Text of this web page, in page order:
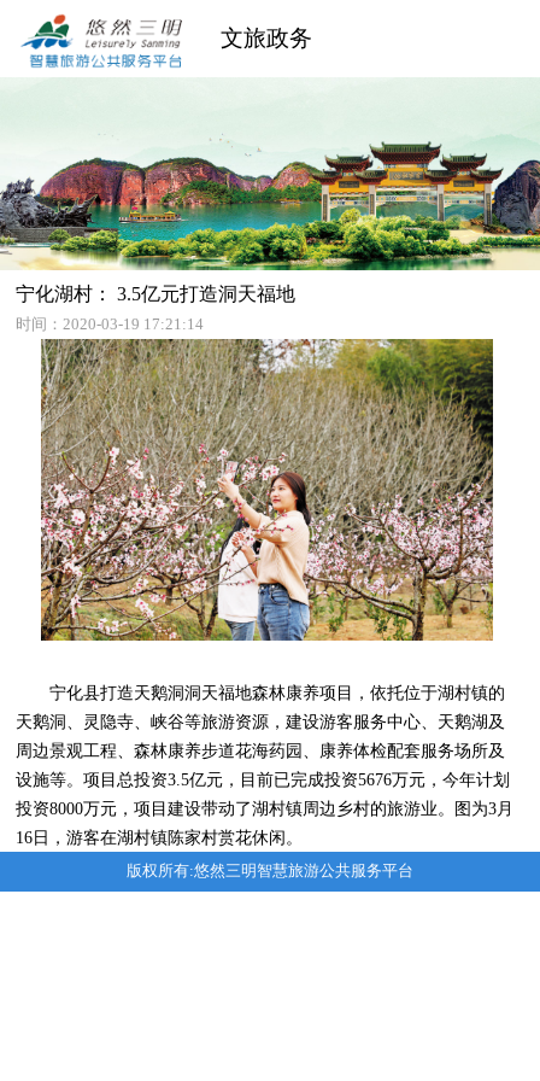
文旅政务
宁化湖村： 3.5亿元打造洞天福地
时间：2020-03-19 17:21:14
宁化县打造天鹅洞洞天福地森林康养项目，依托位于湖村镇的
天鹅洞、灵隐寺、峡谷等旅游资源，建设游客服务中心、天鹅湖及
周边景观工程、森林康养步道花海药园、康养体检配套服务场所及
设施等。项目总投资3.5亿元，目前已完成投资5676万元，今年计划
投资8000万元，项目建设带动了湖村镇周边乡村的旅游业。图为3月
16日，游客在湖村镇陈家村赏花休闲。
版权所有:悠然三明智慧旅游公共服务平台